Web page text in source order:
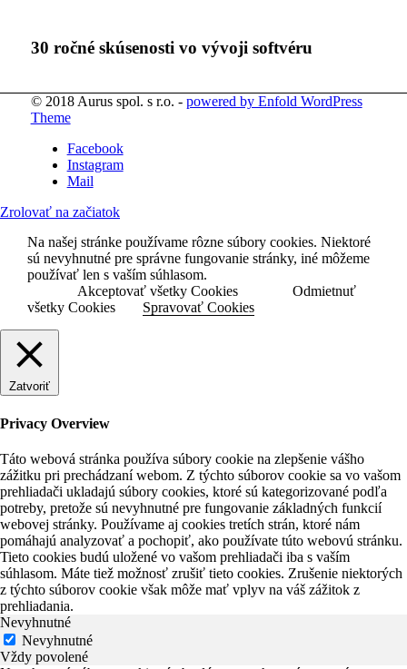
30 ročné skúsenosti vo vývoji softvéru
© 2018 Aurus spol. s r.o. - powered by Enfold WordPress
Theme
Facebook
Instagram
Mail
Zrolovať na začiatok
Na našej stránke používame rôzne súbory cookies. Niektoré
sú nevyhnutné pre správne fungovanie stránky, iné môžeme
používať len s vaším súhlasom.
Akceptovať všetky Cookies
Odmietnuť
všetky Cookies
Spravovať Cookies
Zatvoriť
Privacy Overview
Táto webová stránka používa súbory cookie na zlepšenie vášho
zážitku pri prechádzaní webom. Z týchto súborov cookie sa vo vašom
prehliadači ukladajú súbory cookies, ktoré sú kategorizované podľa
potreby, pretože sú nevyhnutné pre fungovanie základných funkcií
webovej stránky. Používame aj cookies tretích strán, ktoré nám
pomáhajú analyzovať a pochopiť, ako používate túto webovú stránku.
Tieto cookies budú uložené vo vašom prehliadači iba s vaším
súhlasom. Máte tiež možnosť zrušiť tieto cookies. Zrušenie niektorých
z týchto súborov cookie však môže mať vplyv na váš zážitok z
prehliadania.
Nevyhnutné
Nevyhnutné
Vždy povolené